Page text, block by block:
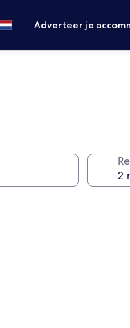
Adverteer je